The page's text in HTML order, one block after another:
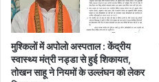
मुश्किलों में अपोलो अस्पताल : केंद्रीय
स्वास्थ्य मंत्री नड्डा से हुई शिकायत,
तोखन साहू ने नियमों के उल्लंघन को लेकर